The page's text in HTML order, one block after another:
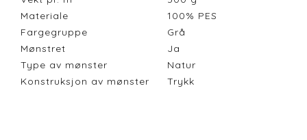
Materiale
100% PES
Fargegruppe
Grå
Mønstret
Ja
Type av mønster
Natur
Konstruksjon av mønster
Trykk